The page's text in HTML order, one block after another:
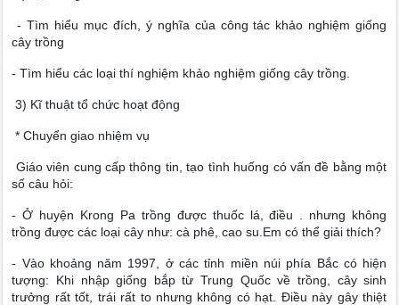
- Tìm hiểu mục đích, ý nghĩa của công tác khảo nghiệm giống
cây trồng
- Tìm hiểu các loại thí nghiệm khảo nghiệm giống cây trồng.
3) Kĩ thuật tổ chức hoạt động
* Chuyển giao nhiệm vụ
Giáo viên cung cấp thông tin, tạo tình huống có vấn đề bằng một
số câu hỏi:
- Ở huyện Krong Pa trồng được thuốc lá, điều . nhưng không
trồng được các loại cây như: cà phê, cao su.Em có thể giải thích?
- Vào khoảng năm 1997, ở các tỉnh miền núi phía Bắc có hiện
tượng: Khi nhập giống bắp từ Trung Quốc về trồng, cây sinh
trưởng rất tốt, trái rất to nhưng không có hạt. Điều này gây thiệt